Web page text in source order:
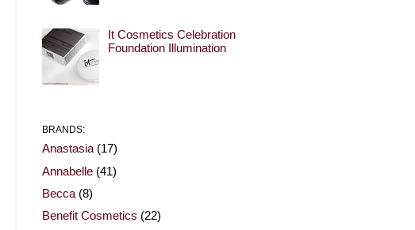
It Cosmetics Celebration
Foundation Illumination
BRANDS:
Anastasia (17)
Annabelle (41)
Becca (8)
Benefit Cosmetics (22)